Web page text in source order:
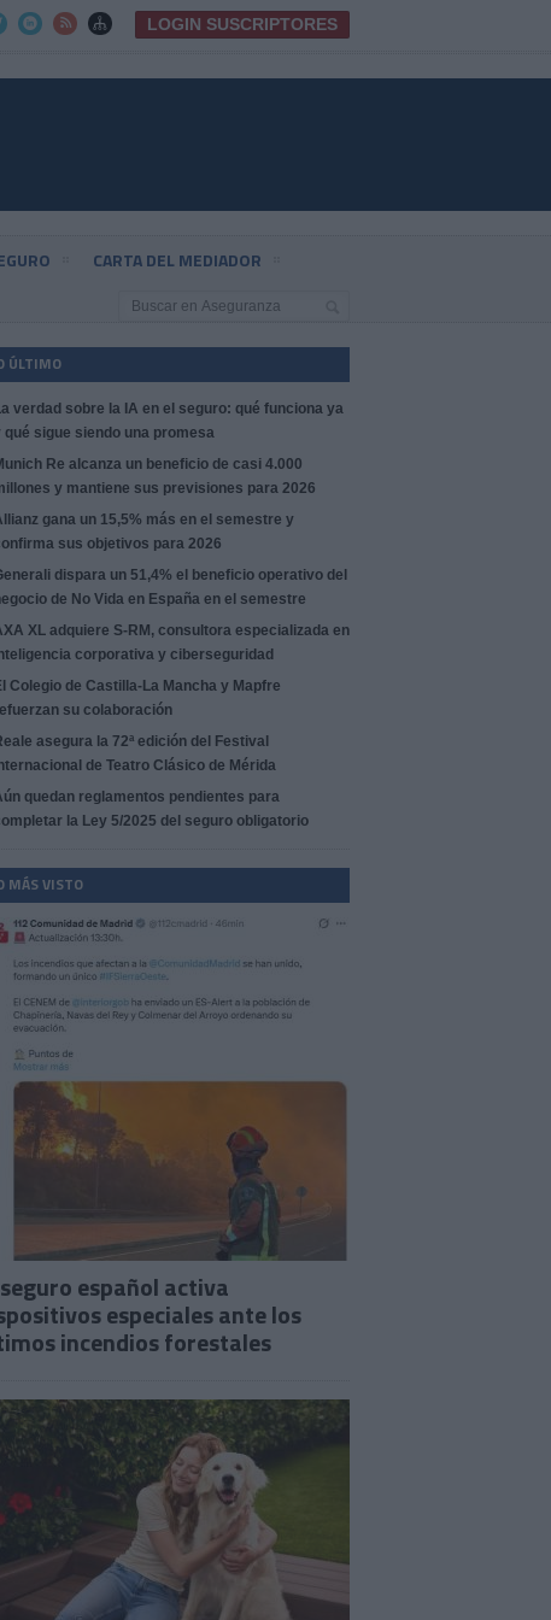
   LOGIN SUSCRIPTORES
CARTA DEL MEDIADOR
ÚLTIMO
verdad sobre la IA en el seguro: qué funciona ya
qué sigue siendo una promesa
Re alcanza un beneficio de casi 4.000
y mantiene sus previsiones para 2026
gana un 15,5% más en el semestre y
sus objetivos para 2026
dispara un 51,4% el beneficio operativo del
de No Vida en España en el semestre
XL adquiere S-RM, consultora especializada en
corporativa y ciberseguridad
Colegio de Castilla-La Mancha y Mapfre
su colaboración
asegura la 72ª edición del Festival
de Teatro Clásico de Mérida
quedan reglamentos pendientes para
la Ley 5/2025 del seguro obligatorio
MÁS VISTO
español activa
especiales ante los
incendios forestales